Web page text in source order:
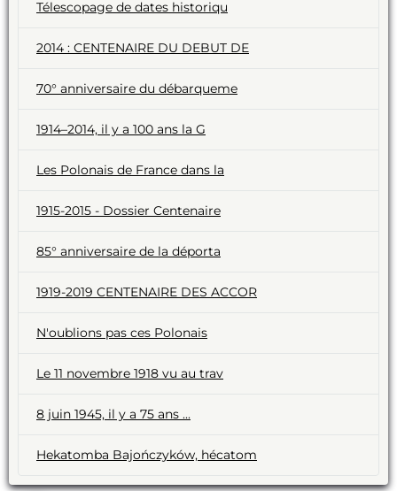
Télescopage de dates historiqu
2014 : CENTENAIRE DU DEBUT DE
70° anniversaire du débarqueme
1914–2014, il y a 100 ans la G
Les Polonais de France dans la
1915-2015 - Dossier Centenaire
85° anniversaire de la déporta
1919-2019 CENTENAIRE DES ACCOR
N'oublions pas ces Polonais
Le 11 novembre 1918 vu au trav
8 juin 1945, il y a 75 ans ...
Hekatomba Bajończyków, hécatom